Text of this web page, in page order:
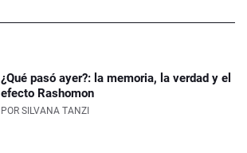
¿Qué pasó ayer?: la memoria, la verdad y el
efecto Rashomon
POR SILVANA TANZI